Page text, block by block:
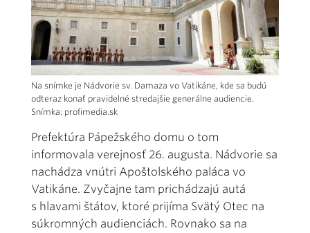
Na snímke je Nádvorie sv. Damaza vo Vatikáne, kde sa budú
odteraz konať pravidelné stredajšie generálne audiencie.
Snímka: profimedia.sk
Prefektúra Pápežského domu o tom
informovala verejnosť 26. augusta. Nádvorie sa
nachádza vnútri Apoštolského paláca vo
Vatikáne. Zvyčajne tam prichádzajú autá
s hlavami štátov, ktoré prijíma Svätý Otec na
súkromných audienciách. Rovnako sa na